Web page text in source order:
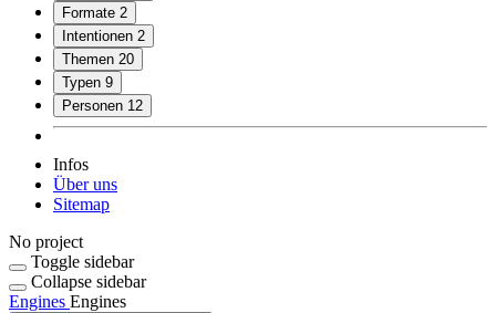
Formate 2
Intentionen 2
Themen 20
Typen 9
Personen 12
Infos
Über uns
Sitemap
No project
Toggle sidebar
Collapse sidebar
Engines Engines